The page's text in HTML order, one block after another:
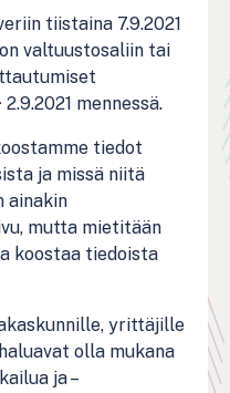
tiistaina 7.9.2021
valtuustosaliin tai
2.9.2021 mennessä.
tiedot
ja missä niitä
ainakin
mutta mietitään
koostaa tiedoista
yrittäjille
olla mukana
ja –